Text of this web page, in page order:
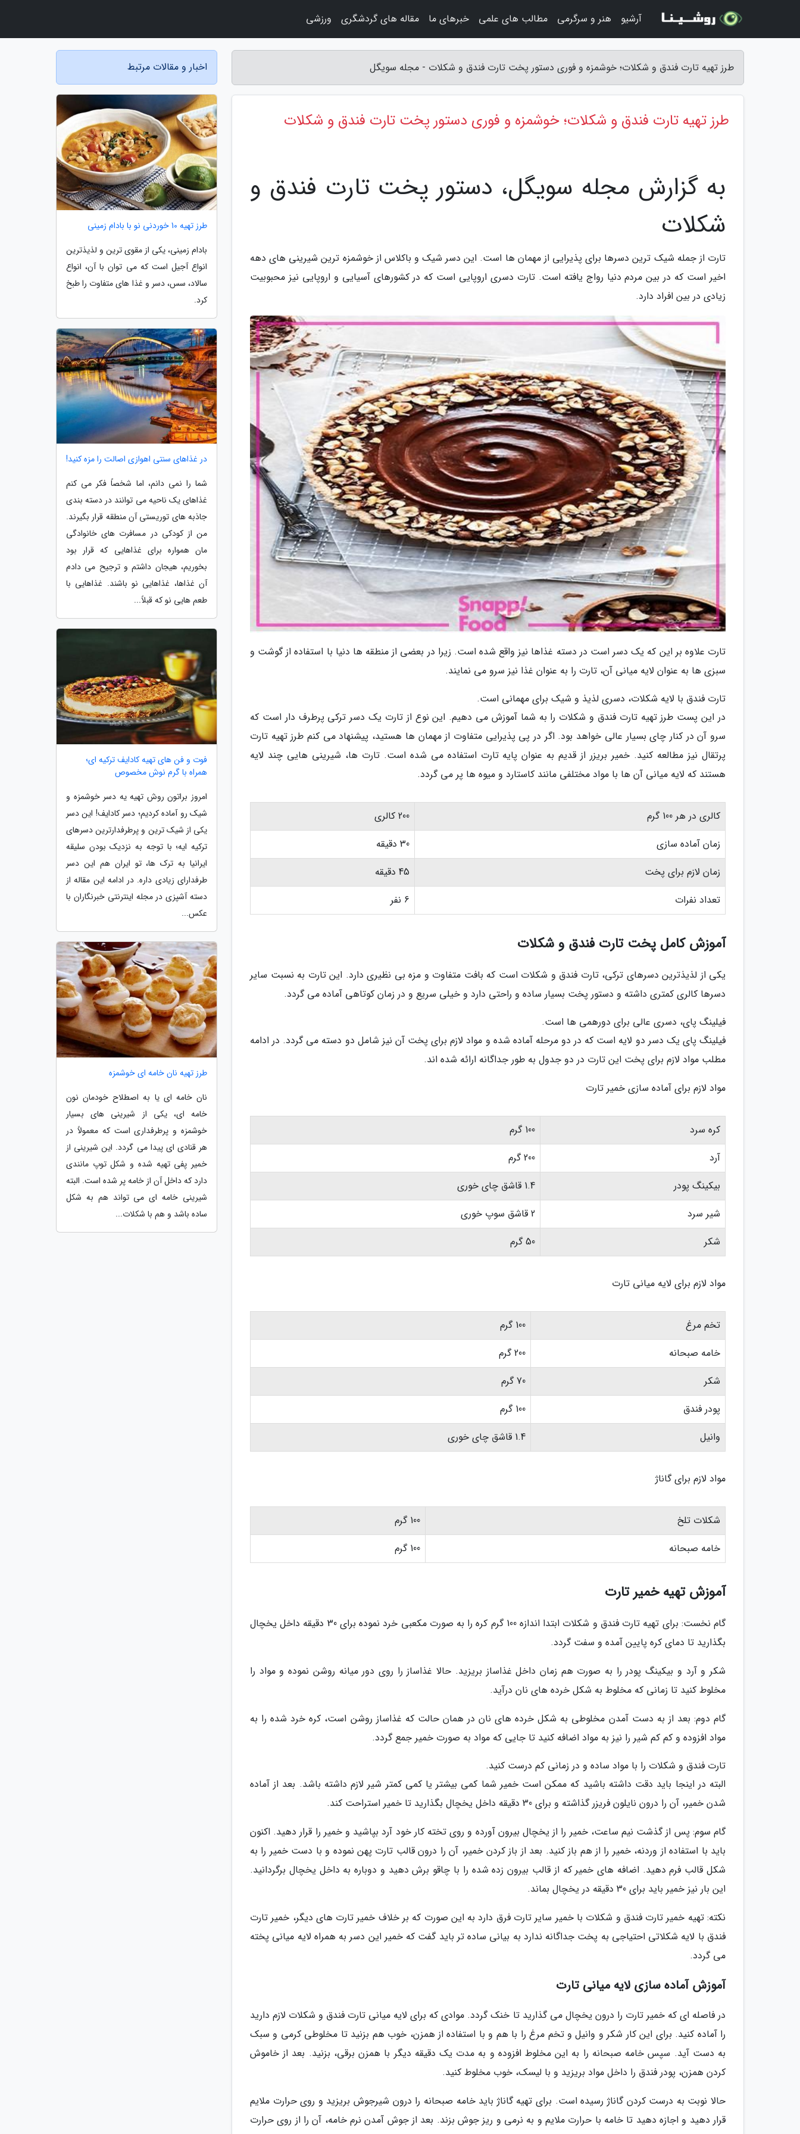
طرز تهیه تارت فندق و شکلات؛ خوشمزه و فوری دستور پخت تارت فندق و شکلات - مجله سویگل
طرز تهیه تارت فندق و شکلات؛ خوشمزه و فوری دستور پخت تارت فندق و شکلات
به گزارش مجله سویگل، دستور پخت تارت فندق و
شکلات
تارت از جمله شیک ترین دسرها برای پذیرایی از مهمان ها است. این دسر شیک و باکلاس از خوشمزه ترین شیرینی های دهه
اخیر است که در بین مردم دنیا رواج یافته است. تارت دسری اروپایی است که در کشورهای آسیایی و اروپایی نیز محبوبیت
زیادی در بین افراد دارد.
تارت علاوه بر این که یک دسر است در دسته غذاها نیز واقع شده است. زیرا در بعضی از منطقه ها دنیا با استفاده از گوشت و
سبزی ها به عنوان لایه میانی آن، تارت را به عنوان غذا نیز سرو می نمایند.
تارت فندق با لایه شکلات، دسری لذیذ و شیک برای مهمانی است.
در این پست طرز تهیه تارت فندق و شکلات را به شما آموزش می دهیم. این نوع از تارت یک دسر ترکی پرطرف دار است که
سرو آن در کنار چای بسیار عالی خواهد بود. اگر در پی پذیرایی متفاوت از مهمان ها هستید، پیشنهاد می کنم طرز تهیه تارت
پرتقال نیز مطالعه کنید. خمیر بریزر از قدیم به عنوان پایه تارت استفاده می شده است. تارت ها، شیرینی هایی چند لایه
هستند که لایه میانی آن ها با مواد مختلفی مانند کاستارد و میوه ها پر می گردد.
کالری در هر 100 گرم
200 کالری
زمان آماده سازی
30 دقیقه
زمان لازم برای پخت
45 دقیقه
تعداد نفرات
6 نفر
آموزش کامل پخت تارت فندق و شکلات
یکی از لذیذترین دسرهای ترکی، تارت فندق و شکلات است که بافت متفاوت و مزه بی نظیری دارد. این تارت به نسبت سایر
دسرها کالری کمتری داشته و دستور پخت بسیار ساده و راحتی دارد و خیلی سریع و در زمان کوتاهی آماده می گردد.
فیلینگ پای، دسری عالی برای دورهمی ها است.
فیلینگ پای یک دسر دو لایه است که در دو مرحله آماده شده و مواد لازم برای پخت آن نیز شامل دو دسته می گردد. در ادامه
مطلب مواد لازم برای پخت این تارت در دو جدول به طور جداگانه ارائه شده اند.
مواد لازم برای آماده سازی خمیر تارت
کره سرد
100 گرم
آرد
200 گرم
بیکینگ پودر
1.4 قاشق چای خوری
شیر سرد
2 قاشق سوپ خوری
شکر
50 گرم
مواد لازم برای لایه میانی تارت
تخم مرغ
100 گرم
خامه صبحانه
200 گرم
شکر
70 گرم
پودر فندق
100 گرم
وانیل
1.4 قاشق چای خوری
مواد لازم برای گاناژ
شکلات تلخ
100 گرم
خامه صبحانه
100 گرم
آموزش تهیه خمیر تارت
گام نخست: برای تهیه تارت فندق و شکلات ابتدا اندازه 100 گرم کره را به صورت مکعبی خرد نموده برای 30 دقیقه داخل یخچال
بگذارید تا دمای کره پایین آمده و سفت گردد.
شکر و آرد و بیکینگ پودر را به صورت هم زمان داخل غذاساز بریزید. حالا غذاساز را روی دور میانه روشن نموده و مواد را
مخلوط کنید تا زمانی که مخلوط به شکل خرده های نان درآید.
گام دوم: بعد از به دست آمدن مخلوطی به شکل خرده های نان در همان حالت که غذاساز روشن است، کره خرد شده را به
مواد افزوده و کم کم شیر را نیز به مواد اضافه کنید تا جایی که مواد به صورت خمیر جمع گردد.
تارت فندق و شکلات را با مواد ساده و در زمانی کم درست کنید.
البته در اینجا باید دقت داشته باشید که ممکن است خمیر شما کمی بیشتر یا کمی کمتر شیر لازم داشته باشد. بعد از آماده
شدن خمیر، آن را درون نایلون فریزر گذاشته و برای 30 دقیقه داخل یخچال بگذارید تا خمیر استراحت کند.
گام سوم: پس از گذشت نیم ساعت، خمیر را از یخچال بیرون آورده و روی تخته کار خود آرد بپاشید و خمیر را قرار دهید. اکنون
باید با استفاده از وردنه، خمیر را از هم باز کنید. بعد از باز کردن خمیر، آن را درون قالب تارت پهن نموده و با دست خمیر را به
شکل قالب فرم دهید. اضافه های خمیر که از قالب بیرون زده شده را با چاقو برش دهید و دوباره به داخل یخچال برگردانید.
این بار نیز خمیر باید برای 30 دقیقه در یخچال بماند.
نکته: تهیه خمیر تارت فندق و شکلات با خمیر سایر تارت فرق دارد به این صورت که بر خلاف خمیر تارت های دیگر، خمیر تارت
فندق با لایه شکلاتی احتیاجی به پخت جداگانه ندارد به بیانی ساده تر باید گفت که خمیر این دسر به همراه لایه میانی پخته
می گردد.
آموزش آماده سازی لایه میانی تارت
در فاصله ای که خمیر تارت را درون یخچال می گذارید تا خنک گردد. موادی که برای لایه میانی تارت فندق و شکلات لازم دارید
را آماده کنید. برای این کار شکر و وانیل و تخم مرغ را با هم و با استفاده از همزن، خوب هم بزنید تا مخلوطی کرمی و سبک
به دست آید. سپس خامه صبحانه را به این مخلوط افزوده و به مدت یک دقیقه دیگر با همزن برقی، بزنید. بعد از خاموش
کردن همزن، پودر فندق را داخل مواد بریزید و با لیسک، خوب مخلوط کنید.
حالا نوبت به درست کردن گاناژ رسیده است. برای تهیه گاناژ باید خامه صبحانه را درون شیرجوش بریزید و روی حرارت ملایم
قرار دهید و اجازه دهید تا خامه با حرارت ملایم و به نرمی و ریز جوش بزند. بعد از جوش آمدن نرم خامه، آن را از روی حرارت
اخبار و مقالات مرتبط
طرز تهیه 10 خوردنی نو با بادام زمینی
بادام زمینی، یکی از مقوی ترین و لذیذترین
انواع آجیل است که می توان با آن، انواع
سالاد، سس، دسر و غذا های متفاوت را طبخ
کرد.
در غذاهای سنتی اهوازی اصالت را مزه کنید!
شما را نمی دانم، اما شخصاً فکر می کنم
غذاهای یک ناحیه می توانند در دسته بندی
جاذبه های توریستی آن منطقه قرار بگیرند.
من از کودکی در مسافرت های خانوادگی
مان همواره برای غذاهایی که قرار بود
بخوریم، هیجان داشتم و ترجیح می دادم
آن غذاها، غذاهایی نو باشند. غذاهایی با
طعم هایی نو که قبلاً...
فوت و فن های تهیه کادایف ترکیه ای؛
همراه با گرم نوش مخصوص
امروز براتون روش تهیه یه دسر خوشمزه و
شیک رو آماده کردیم؛ دسر کادایف! این دسر
یکی از شیک ترین و پرطرفدارترین دسرهای
ترکیه ایه؛ با توجه به نزدیک بودن سلیقه
ایرانیا به ترک ها، تو ایران هم این دسر
طرفدارای زیادی داره. در ادامه این مقاله از
دسته آشپزی در مجله اینترنتی خبرنگاران با
عکس...
طرز تهیه نان خامه ای خوشمزه
نان خامه ­ای یا به اصطلاح خودمان نون
خامه­ ای، یکی از شیرینی های بسیار
خوشمزه و پرطرفداری است که معمولاً در
هر قنادی ای پیدا می گردد. این شیرینی از
خمیر پفی تهیه شده و شکل توپ مانندی
دارد که داخل آن از خامه پر شده است. البته
شیرینی خامه ­ای می تواند هم به شکل
ساده باشد و هم با شکلات...
آرشیو هنر و سرگرمی مطالب های علمی خبرهای ما مقاله های گردشگری ورزشی